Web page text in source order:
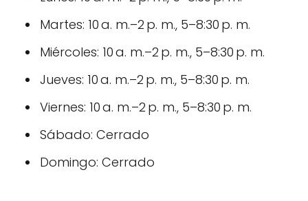
Martes: 10 a. m.–2 p. m., 5–8:30 p. m.
Miércoles: 10 a. m.–2 p. m., 5–8:30 p. m.
Jueves: 10 a. m.–2 p. m., 5–8:30 p. m.
Viernes: 10 a. m.–2 p. m., 5–8:30 p. m.
Sábado: Cerrado
Domingo: Cerrado